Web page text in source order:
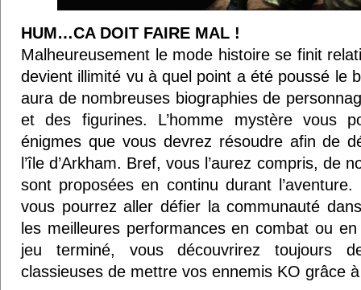
HUM…CA DOIT FAIRE MAL !
Malheureusement le mode histoire se finit
devient illimité vu à quel point a été poussé le
aura de nombreuses biographies de
et des figurines. L’homme mystère vous
énigmes que vous devrez résoudre afin de
l’île d’Arkham. Bref, vous l’aurez compris, de
sont proposées en continu durant
vous pourrez aller défier la communauté
les meilleures performances en combat ou
jeu terminé, vous découvrirez toujours
classieuses de mettre vos ennemis KO grâce